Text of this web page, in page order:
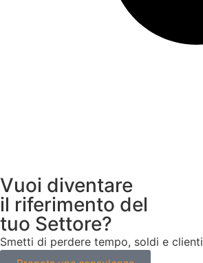
Vuoi diventare
il riferimento del
tuo Settore?
Smetti di perdere tempo, soldi e clienti